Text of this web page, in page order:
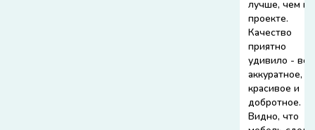
лучше, чем на
проекте.
Качество
приятно
удивило - все
аккуратное,
красивое и
добротное.
Видно, что